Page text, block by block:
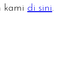
kami di sini.